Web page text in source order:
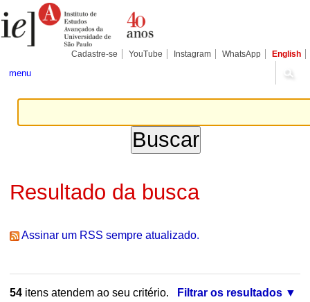
para
conteúdo.
Pessoais
Cadastre-se YouTube Instagram WhatsApp English
menu
Resultado da busca
Assinar um RSS sempre atualizado.
54itens atendem ao seu critério.
Filtrar os resultados